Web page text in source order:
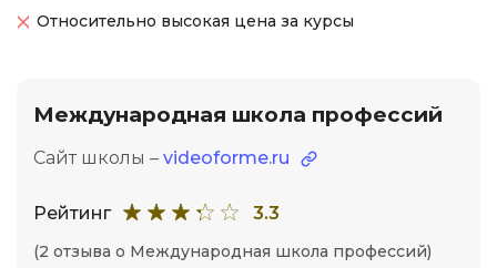
Относительно высокая цена за курсы
Международная школа профессий
Сайт школы – videoforme.ru
Рейтинг 3.3
(2 отзыва о Международная школа профессий)